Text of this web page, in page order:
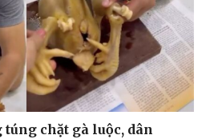
Công nghệ
Sành điệu
Tin Công nghệ
Trải nghiệm
Chuyển đổi số
chặt gà luộc, dân